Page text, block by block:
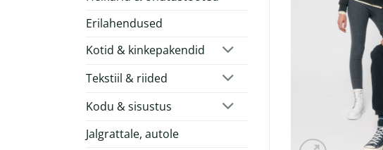
Erilahendused
Kotid & kinkepakendid
Tekstiil & riided
Kodu & sisustus
Jalgrattale, autole